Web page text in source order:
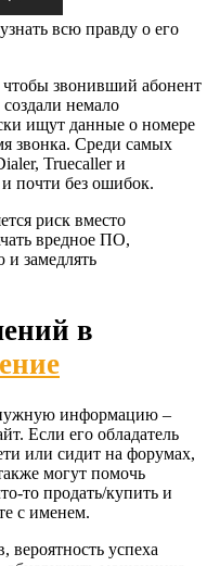
чтобы звонивший абонент
немало
ищут данные о номере
звонка. Среди самых
Truecaller и
почти без ошибок.
риск вместо
вредное ПО,
и замедлять
в
информацию –
Если его обладатель
или сидит на форумах,
могут помочь
то продать/купить и
с именем.
успеха